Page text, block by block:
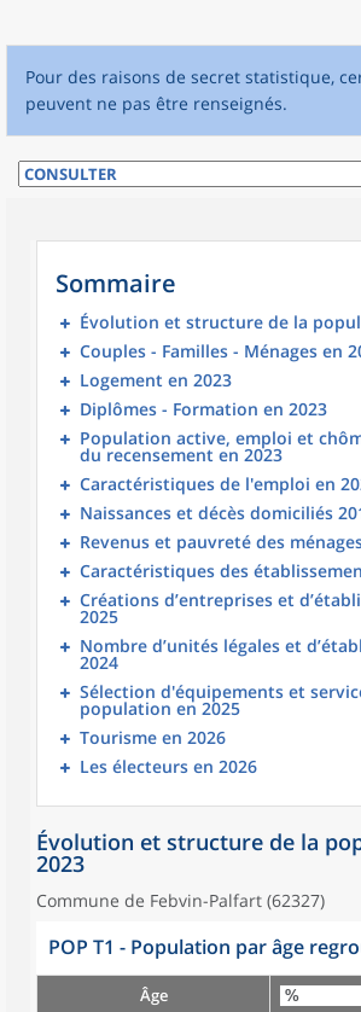
Pour des raisons de secret statistique,
peuvent ne pas être renseignés.
Sommaire
Évolution et structure de la
Couples - Familles - Ménages en
Logement en 2023
Diplômes - Formation en 2023
Population active, emploi et
du recensement en 2023
Caractéristiques de l'emploi en
Naissances et décès domiciliés
Revenus et pauvreté des
Caractéristiques des
Créations d’entreprises et
2025
Nombre d’unités légales et
2024
Sélection d'équipements et
population en 2025
Tourisme en 2026
Les électeurs en 2026
Évolution et structure de la
2023
Commune de Febvin-Palfart (62327)
POP T1 - Population par âge
Âge